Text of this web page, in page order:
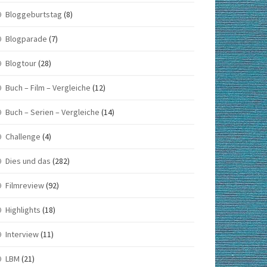
Bloggeburtstag (8)
Blogparade (7)
Blogtour(28)
Buch – Film – Vergleiche (12)
Buch – Serien – Vergleiche (14)
Challenge (4)
Dies und das (282)
Filmreview(92)
Highlights (18)
Interview(11)
LBM (21)